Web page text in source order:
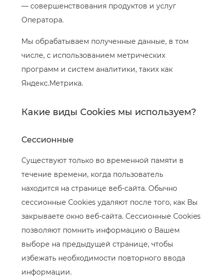
— совершенствования продуктов и услуг
Оператора.
Мы обрабатываем полученные данные, в том
числе, с использованием метрических
программ и систем аналитики, таких как
Яндекс.Метрика.
Какие виды Cookies мы используем?
Сессионные
Существуют только во временной памяти в
течение времени, когда пользователь
находится на странице веб-сайта. Обычно
сессионные Cookies удаляют после того, как Вы
закрываете окно веб-сайта. Сессионные Cookies
позволяют помнить информацию о Вашем
выборе на предыдущей странице, чтобы
избежать необходимости повторного ввода
информации.